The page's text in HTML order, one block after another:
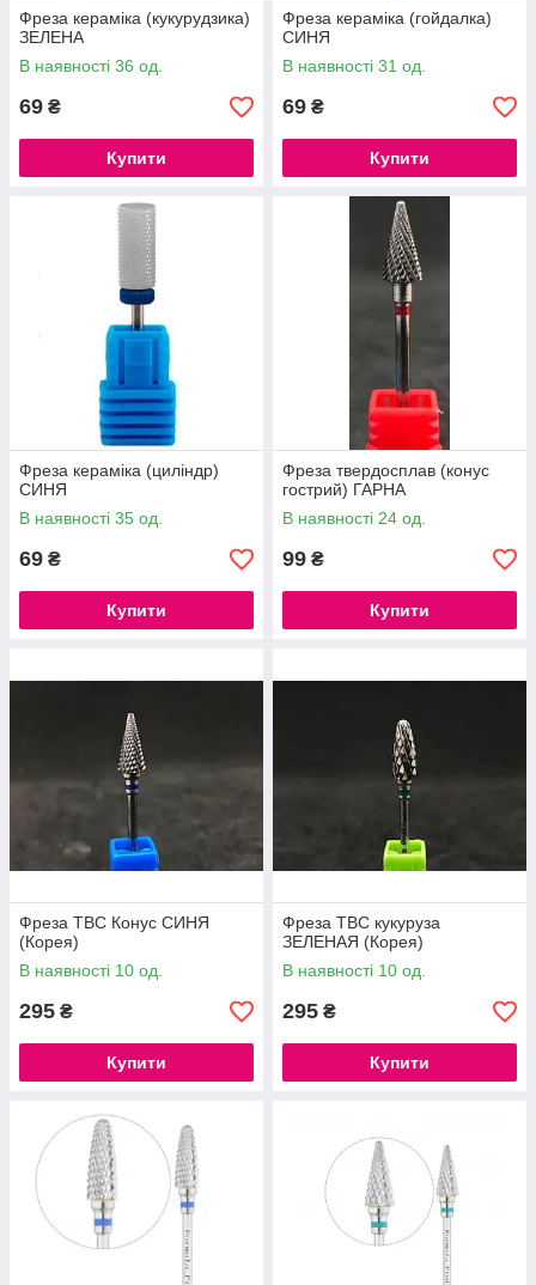
Фреза кераміка (кукурудзика)
ЗЕЛЕНА
В наявності 36 од.
69 ₴
Купити
Фреза кераміка (гойдалка)
СИНЯ
В наявності 31 од.
69 ₴
Купити
Фреза кераміка (циліндр)
СИНЯ
В наявності 35 од.
69 ₴
Купити
Фреза твердосплав (конус
гострий) ГАРНА
В наявності 24 од.
99 ₴
Купити
Фреза ТВС Конус СИНЯ
(Корея)
В наявності 10 од.
295 ₴
Купити
Фреза ТВС кукуруза
ЗЕЛЕНАЯ (Корея)
В наявності 10 од.
295 ₴
Купити